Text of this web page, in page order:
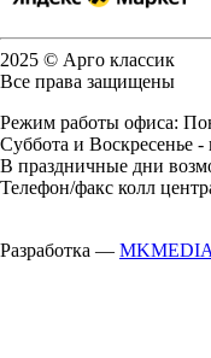
2025 © Арго классик
Все права защищены
Режим работы офиса:
Суббота и Воскресенье
В праздничные дни
Телефон/факс колл
Разработка — MKMEDIA